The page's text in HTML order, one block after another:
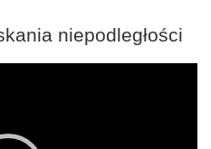
niepodległości